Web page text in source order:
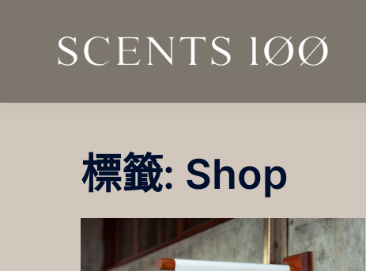
標籤: Shop